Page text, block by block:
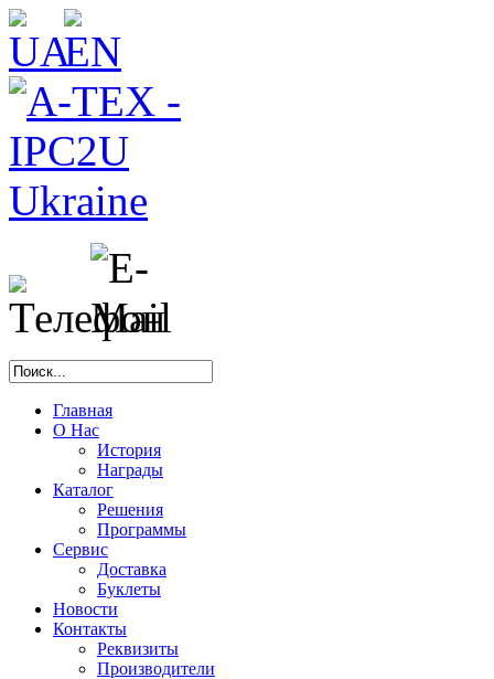
Главная
О Нас
История
Награды
Каталог
Решения
Программы
Сервис
Доставка
Буклеты
Новости
Контакты
Реквизиты
Производители